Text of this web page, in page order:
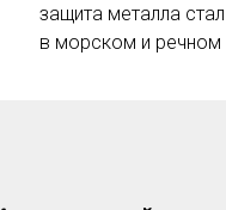
защита металла
в морском и речном